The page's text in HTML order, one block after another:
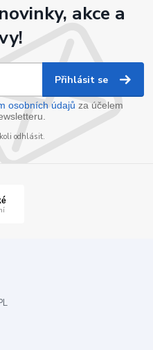
akce a
Přihlásit se
osobních údajů za účelem
odhlásit.